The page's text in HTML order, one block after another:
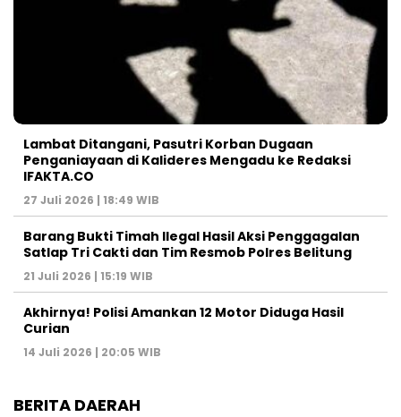
Lambat Ditangani, Pasutri Korban Dugaan
Penganiayaan di Kalideres Mengadu ke Redaksi
IFAKTA.CO
27 Juli 2026 | 18:49 WIB
Barang Bukti Timah Ilegal Hasil Aksi Penggagalan
Satlap Tri Cakti dan Tim Resmob Polres Belitung
21 Juli 2026 | 15:19 WIB
Akhirnya! Polisi Amankan 12 Motor Diduga Hasil
Curian
14 Juli 2026 | 20:05 WIB
BERITA DAERAH